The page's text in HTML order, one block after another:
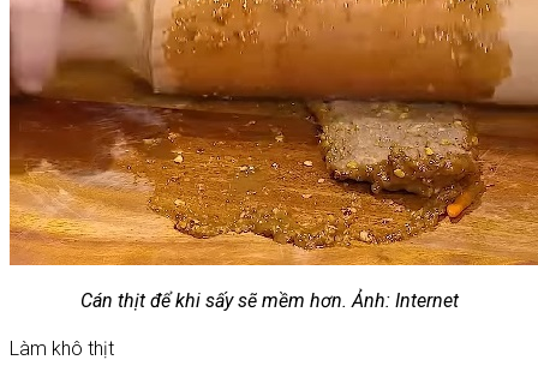
Cán thịt để khi sấy sẽ mềm hơn. Ảnh: Internet
Làm khô thịt